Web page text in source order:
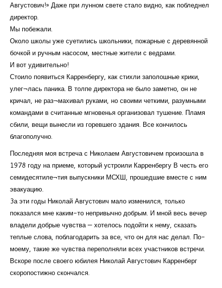
Августович!» Даже при лунном свете стало видно, как побледнел
директор.
Мы побежали.
Около школы уже суетились школьники, пожарные с деревянной
бочкой и ручным насосом, местные жители с ведрами.
И вот удивительно!
Стоило появиться Карренбергу, как стихли заполошные крики,
улег¬лась паника. В толпе директора не было заметно, он не
кричал, не раз¬махивал руками, но своими четкими, разумными
командами в считанные мгновенья организовал тушение. Пламя
сбили, вещи вынесли из горевшего здания. Все кончилось
благополучно.
Последняя моя встреча с Николаем Августовичем произошла в
1978 году на приеме, который устроили Карренбергу В честь его
семидесятиле¬тия выпускники МСХШ, прошедшие вместе с ним
эвакуацию.
3а эти годы Николай Августович мало изменился, только
показался мне каким-то непривычно добрым. И мной весь вечер
владели добрые чувства — хотелось подойти к нему, сказать
теплые слова, поблагодарить за все, что он для нас делал. По-
моему, такие же чувства переполняли всех участников встречи.
Вскоре после своего юбилея Николай Августович Карренберг
скоропостижно скончался.